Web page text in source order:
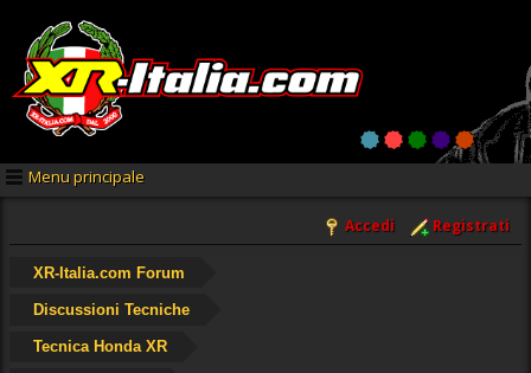
Menu principale
Accedi Registrati
XR-Italia.com Forum
Discussioni Tecniche
Tecnica Honda XR